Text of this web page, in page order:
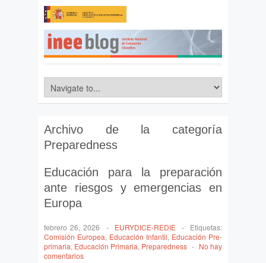
Archivo de la categoría
Preparedness
Educación para la preparación
ante riesgos y emergencias en
Europa
febrero 26, 2026 - EURYDICE-REDIE -
Etiquetas:
Comisión Europea, Educación Infantil, Educación Pre-
primaria, Educación Primaria, Preparedness - No hay
comentarios